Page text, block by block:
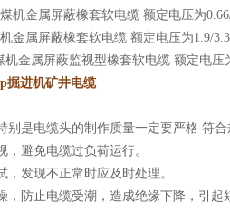
机金属屏蔽橡套软电缆 额定电压为
金属屏蔽橡套软电缆 额定电压为1.9/
机金属屏蔽监视型橡套软电缆 额定电
掘进机矿井电缆
别是电缆头的制作质量一定要严格 符合
，避免电缆过负荷运行。
，发现不正常时应及时处理。
，防止电缆受潮，造成绝缘下降，引起